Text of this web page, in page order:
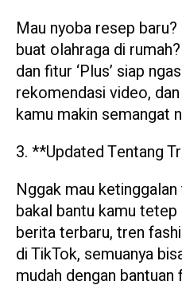
Mau nyoba resep
buat olahraga di
dan fitur ‘Plus’ siap
rekomendasi video,
kamu makin semangat
3. **Updated Tentang
Nggak mau
bakal bantu kamu
berita terbaru, tren
di TikTok, semuanya
mudah dengan bantuan